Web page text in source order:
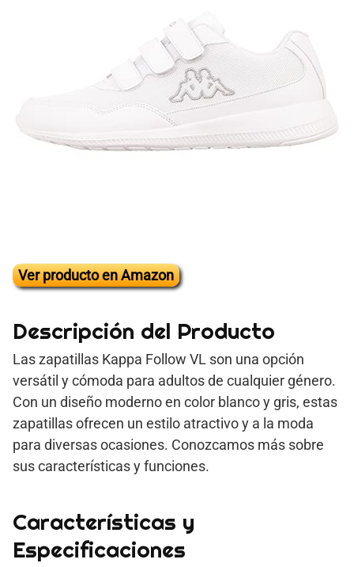
Ver producto en Amazon
Descripción del Producto
Las zapatillas Kappa Follow VL son una opción
versátil y cómoda para adultos de cualquier género.
Con un diseño moderno en color blanco y gris, estas
zapatillas ofrecen un estilo atractivo y a la moda
para diversas ocasiones. Conozcamos más sobre
sus características y funciones.
Características y
Especificaciones